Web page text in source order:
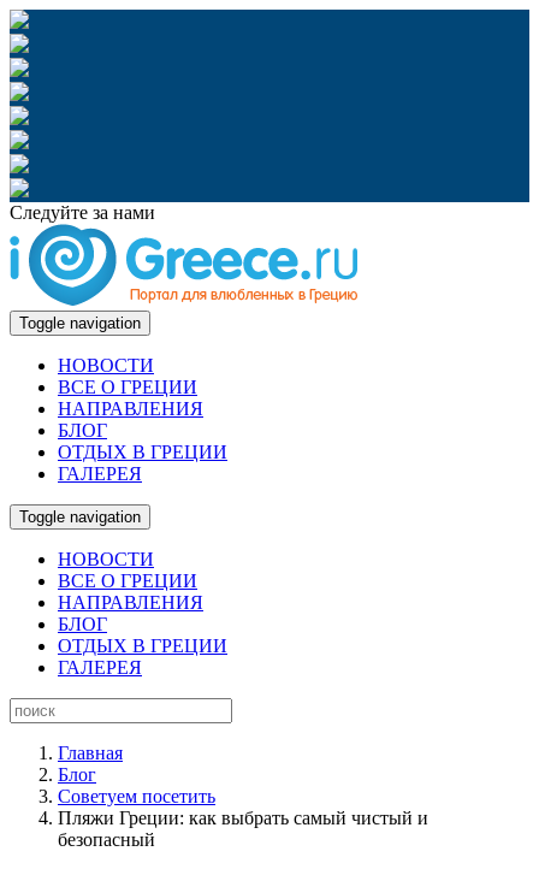
Следуйте за нами
Toggle navigation
НОВОСТИ
ВСЕ О ГРЕЦИИ
НАПРАВЛЕНИЯ
БЛОГ
ОТДЫХ В ГРЕЦИИ
ГАЛЕРЕЯ
Toggle navigation
НОВОСТИ
ВСЕ О ГРЕЦИИ
НАПРАВЛЕНИЯ
БЛОГ
ОТДЫХ В ГРЕЦИИ
ГАЛЕРЕЯ
Главная
Блог
Советуем посетить
Пляжи Греции: как выбрать самый чистый и
безопасный